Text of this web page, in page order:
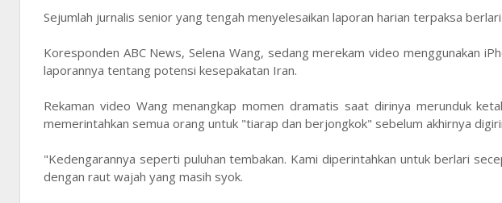
Sejumlah jurnalis senior yang tengah menyelesaikan laporan harian terpaksa
Koresponden ABC News, Selena Wang, sedang merekam video menggunakan
laporannya tentang potensi kesepakatan Iran.
Rekaman video Wang menangkap momen dramatis saat dirinya merunduk
memerintahkan semua orang untuk "tiarap dan berjongkok" sebelum akhirnya
"Kedengarannya seperti puluhan tembakan. Kami diperintahkan untuk berlari
dengan raut wajah yang masih syok.